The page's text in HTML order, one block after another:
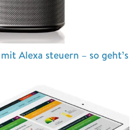
Alexa steuern – so geht’s